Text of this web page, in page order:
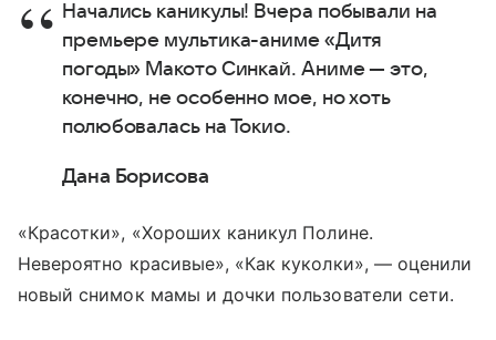
Начались каникулы! Вчера побывали на
премьере мультика-аниме «Дитя
погоды» Макото Синкай. Аниме — это,
конечно, не особенно мое, но хоть
полюбовалась на Токио.
Дана Борисова
«Красотки», «Хороших каникул Полине.
Невероятно красивые», «Как куколки», — оценили
новый снимок мамы и дочки пользователи сети.